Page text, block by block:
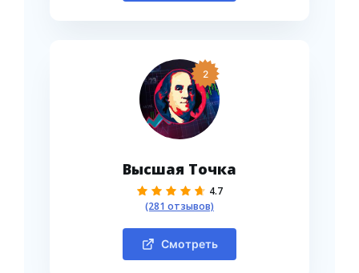
2
Высшая Точка
4.7
(281 отзывов)
Смотреть